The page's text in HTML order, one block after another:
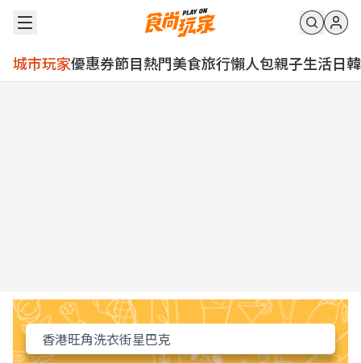
城市玩家優惠券節目熱門美食旅行懶人包親子生活日韓